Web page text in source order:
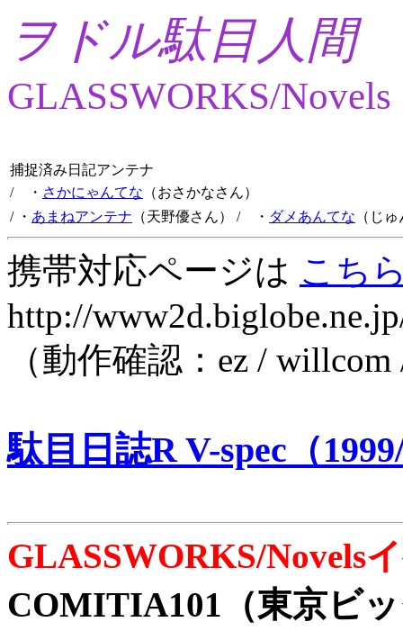
ヲドル駄目人間
GLASSWORKS/Novels
捕捉済み日記アンテナ
/ ・ さかにゃんてな （おさかなさん）
/ ・ あまねアンテナ （天野優さん） / ・ ダメあんてな （じ
携帯対応ページは こち
http://
（動作確認：ez /
駄目日誌R V-spec（
GLASSWORKS/Novels
COMITIA101（東京ビ